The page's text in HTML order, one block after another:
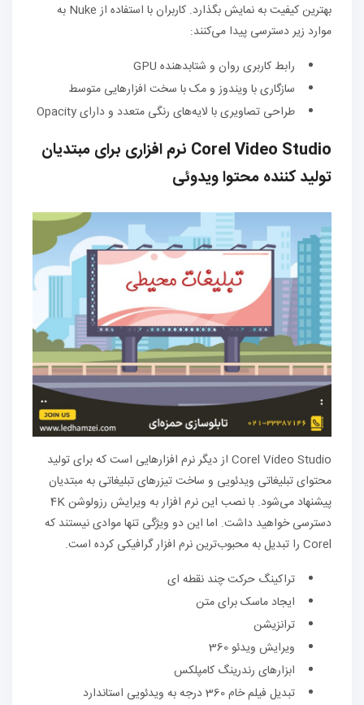
بهترین کیفیت به نمایش بگذارد. کاربران با استفاده از Nuke به
موارد زیر دسترسی پیدا می‌کنند:
رابط کاربری روان و شتابدهنده GPU
سازگاری با ویندوز و مک با سخت افزارهایی متوسط
طراحی تصاویری با لایه‌های رنگی متعدد و دارای Opacity
Corel Video Studio نرم افزاری برای مبتدیان
تولید کننده محتوا ویدوئی
Corel Video Studio از دیگر نرم افزارهایی است که برای تولید
محتوای تبلیغاتی ویدئویی و ساخت تیزرهای تبلیغاتی به مبتدیان
پیشنهاد می‌شود. با نصب این نرم افزار به ویرایش رزولوشن 4K
دسترسی خواهید داشت. اما این دو ویژگی تنها موادی نیستند که
Corel را تبدیل به محبوب‌ترین نرم افزار گرافیکی کرده است.
تراکینگ حرکت چند نقطه ای
ایجاد ماسک برای متن
ترانزیشن
ویرایش ویدئو 360
ابزارهای رندرینگ کامپلکس
تبدیل فیلم خام 360 درجه به ویدئویی استاندارد